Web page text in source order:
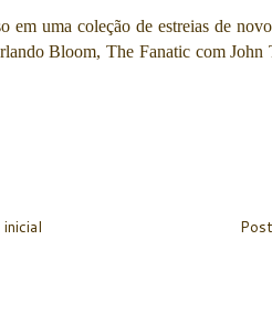
em uma coleção de estreias de
Bloom, The Fanatic com John
inicial